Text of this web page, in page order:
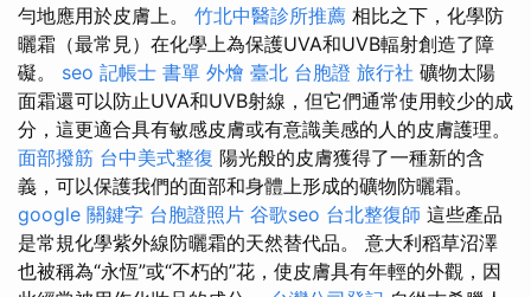
勻地應用於皮膚上。 竹北中醫診所推薦 相比之下，化學防
曬霜（最常見）在化學上為保護UVA和UVB輻射創造了障
礙。 seo 記帳士 書單 外燴 臺北 台胞證 旅行社 礦物太陽
面霜還可以防止UVA和UVB射線，但它們通常使用較少的成
分，這更適合具有敏感皮膚或有意識美感的人的皮膚護理。
面部撥筋 台中美式整復 陽光般的皮膚獲得了一種新的含
義，可以保護我們的面部和身體上形成的礦物防曬霜。
google 關鍵字 台胞證照片 谷歌seo 台北整復師 這些產品
是常規化學紫外線防曬霜的天然替代品。 意大利稻草沼澤
也被稱為“永恆”或“不朽的”花，使皮膚具有年輕的外觀，因